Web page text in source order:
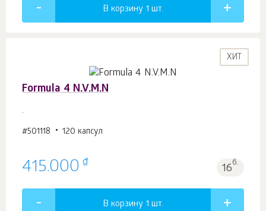
В корзину 1 шт.
ХИТ
Formula 4 N.V.M.N
.
#501118 120 капсул
415.000 ₫ 16б.
В корзину 1 шт.